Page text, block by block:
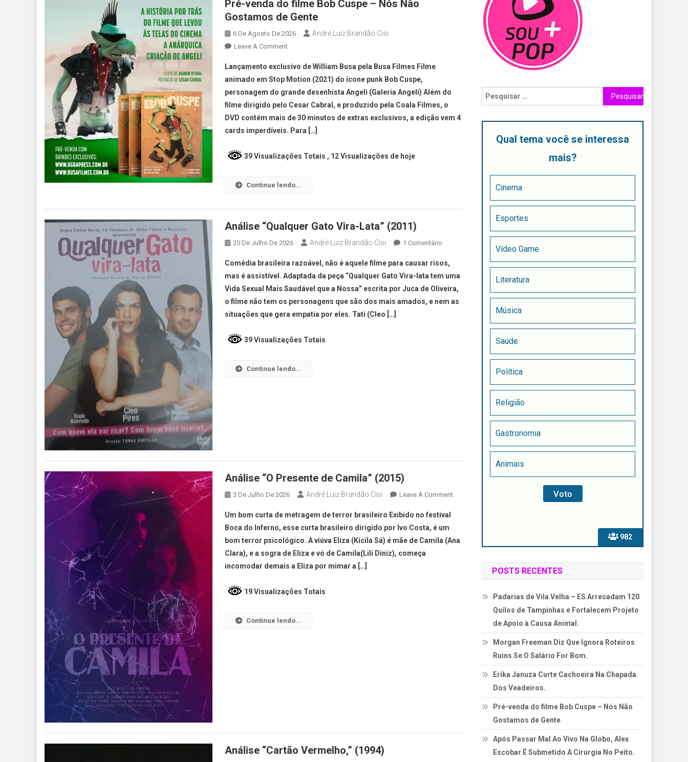
Pré-venda do filme Bob Cuspe – Nós Não
Gostamos de Gente
6 De Agosto De 2026 André Luiz Brandão Cisi
Leave A Comment
Lançamento exclusivo de William Busa pela Busa Filmes Filme
animado em Stop Motion (2021) do ícone punk Bob Cuspe,
personagem do grande desenhista Angeli (Galeria Angeli) Além do
filme dirigido pelo Cesar Cabral, e produzido pela Coala Filmes, o
DVD contém mais de 30 minutos de extras exclusivos, a edição vem 4
cards imperdíveis. Para […]
39 Visualizações Totais , 12 Visualizações de hoje
Continue lendo...
Análise “Qualquer Gato Vira-Lata” (2011)
20 De Julho De 2026 André Luiz Brandão Cisi 1 Comentário
Comédia brasileira razoável, não é aquele filme para causar risos,
mas é assistível. Adaptada da peça “Qualquer Gato Vira-lata tem uma
Vida Sexual Mais Saudável que a Nossa” escrita por Juca de Oliveira,
o filme não tem os personagens que são dos mais amados, e nem as
situações que gera empatia por eles. Tati (Cleo […]
39 Visualizações Totais
Continue lendo...
Análise “O Presente de Camila” (2015)
3 De Julho De 2026 André Luiz Brandão Cisi Leave A Comment
Um bom curta de metragem de terror brasileiro Exibido no festival
Boca do Inferno, esse curta brasileiro dirigido por Ivo Costa, é um
bom terror psicológico. A viúva Eliza (Kícila Sá) é mãe de Camila (Ana
Clara), e a sogra de Eliza e vó de Camila(Lili Diniz), começa
incomodar demais a Eliza por mimar a […]
19 Visualizações Totais
Continue lendo...
Análise “Cartão Vermelho,” (1994)
982
Qual tema você se interessa
mais?
Cinema
Esportes
Vídeo Game
Literatura
Música
Saúde
Política
Religião
Gastronomia
Animais
POSTS RECENTES
Padarias de Vila Velha – ES Arrecadam 120
Quilos de Tampinhas e Fortalecem Projeto
de Apoio à Causa Animal.
Morgan Freeman Diz Que Ignora Roteiros
Ruins Se O Salário For Bom.
Erika Januza Curte Cachoeira Na Chapada
Dos Veadeiros.
Pré-venda do filme Bob Cuspe – Nós Não
Gostamos de Gente
Após Passar Mal Ao Vivo Na Globo, Alex
Escobar É Submetido A Cirurgia No Peito.